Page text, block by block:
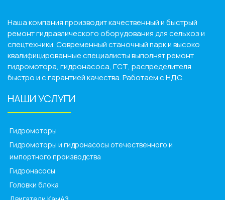
Наша компания производит качественный и быстрый
ремонт гидравлического оборудования для сельхоз и
спецтехники. Современный станочный парк и высоко
квалифицированные специалисты выполнят ремонт
гидромотора, гидронасоса, ГСТ, распределителя
быстро и с гарантией качества. Работаем с НДС.
НАШИ УСЛУГИ
Гидромоторы
Гидромоторы и гидронасосы отечественного и
импортного производства
Гидронасосы
Головки блока